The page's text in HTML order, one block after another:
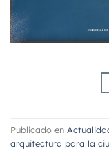
Publicado en
arquitectura para la